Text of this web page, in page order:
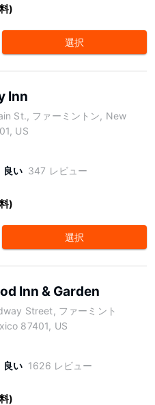
)
選択
Inn
St., ファーミントン, New
US
良い 347 レビュー
)
選択
Inn & Garden
Street, ファーミント
87401, US
良い 1626 レビュー
)